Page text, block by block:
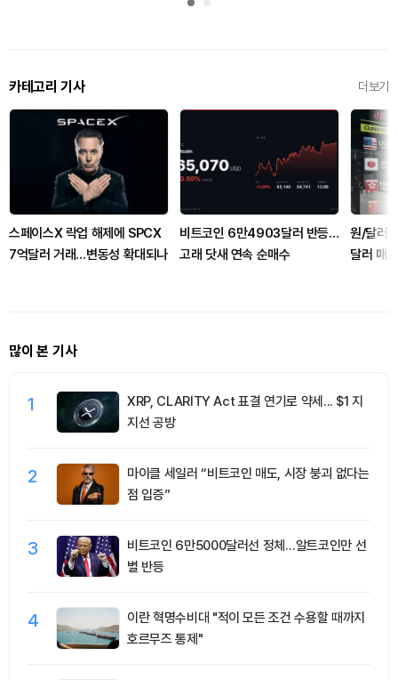
카테고리 기사 더보기
스페이스X 락업 해제에 SPCX
7억달러 거래…변동성 확대되나
비트코인 6만4903달러 반등…
고래 닷새 연속 순매수
원/달러
달러 매
많이 본 기사
1
XRP, CLARITY Act 표결 연기로 약세... $1 지
지선 공방
2
마이클 세일러 “비트코인 매도, 시장 붕괴 없다는
점 입증”
3
비트코인 6만5000달러선 정체…알트코인만 선
별 반등
4
이란 혁명수비대 "적이 모든 조건 수용할 때까지
호르무즈 통제"